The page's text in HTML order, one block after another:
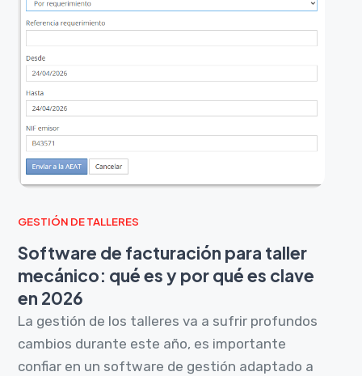
GESTIÓN DE TALLERES
Software de facturación para taller
mecánico: qué es y por qué es clave
en 2026
La gestión de los talleres va a sufrir profundos
cambios durante este año, es importante
confiar en un software de gestión adaptado a